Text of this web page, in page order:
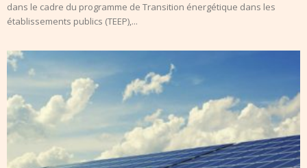
dans le cadre du programme de Transition énergétique dans les
établissements publics (TEEP),...